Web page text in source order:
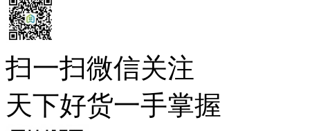
扫一扫微信关注
天下好货一手掌握